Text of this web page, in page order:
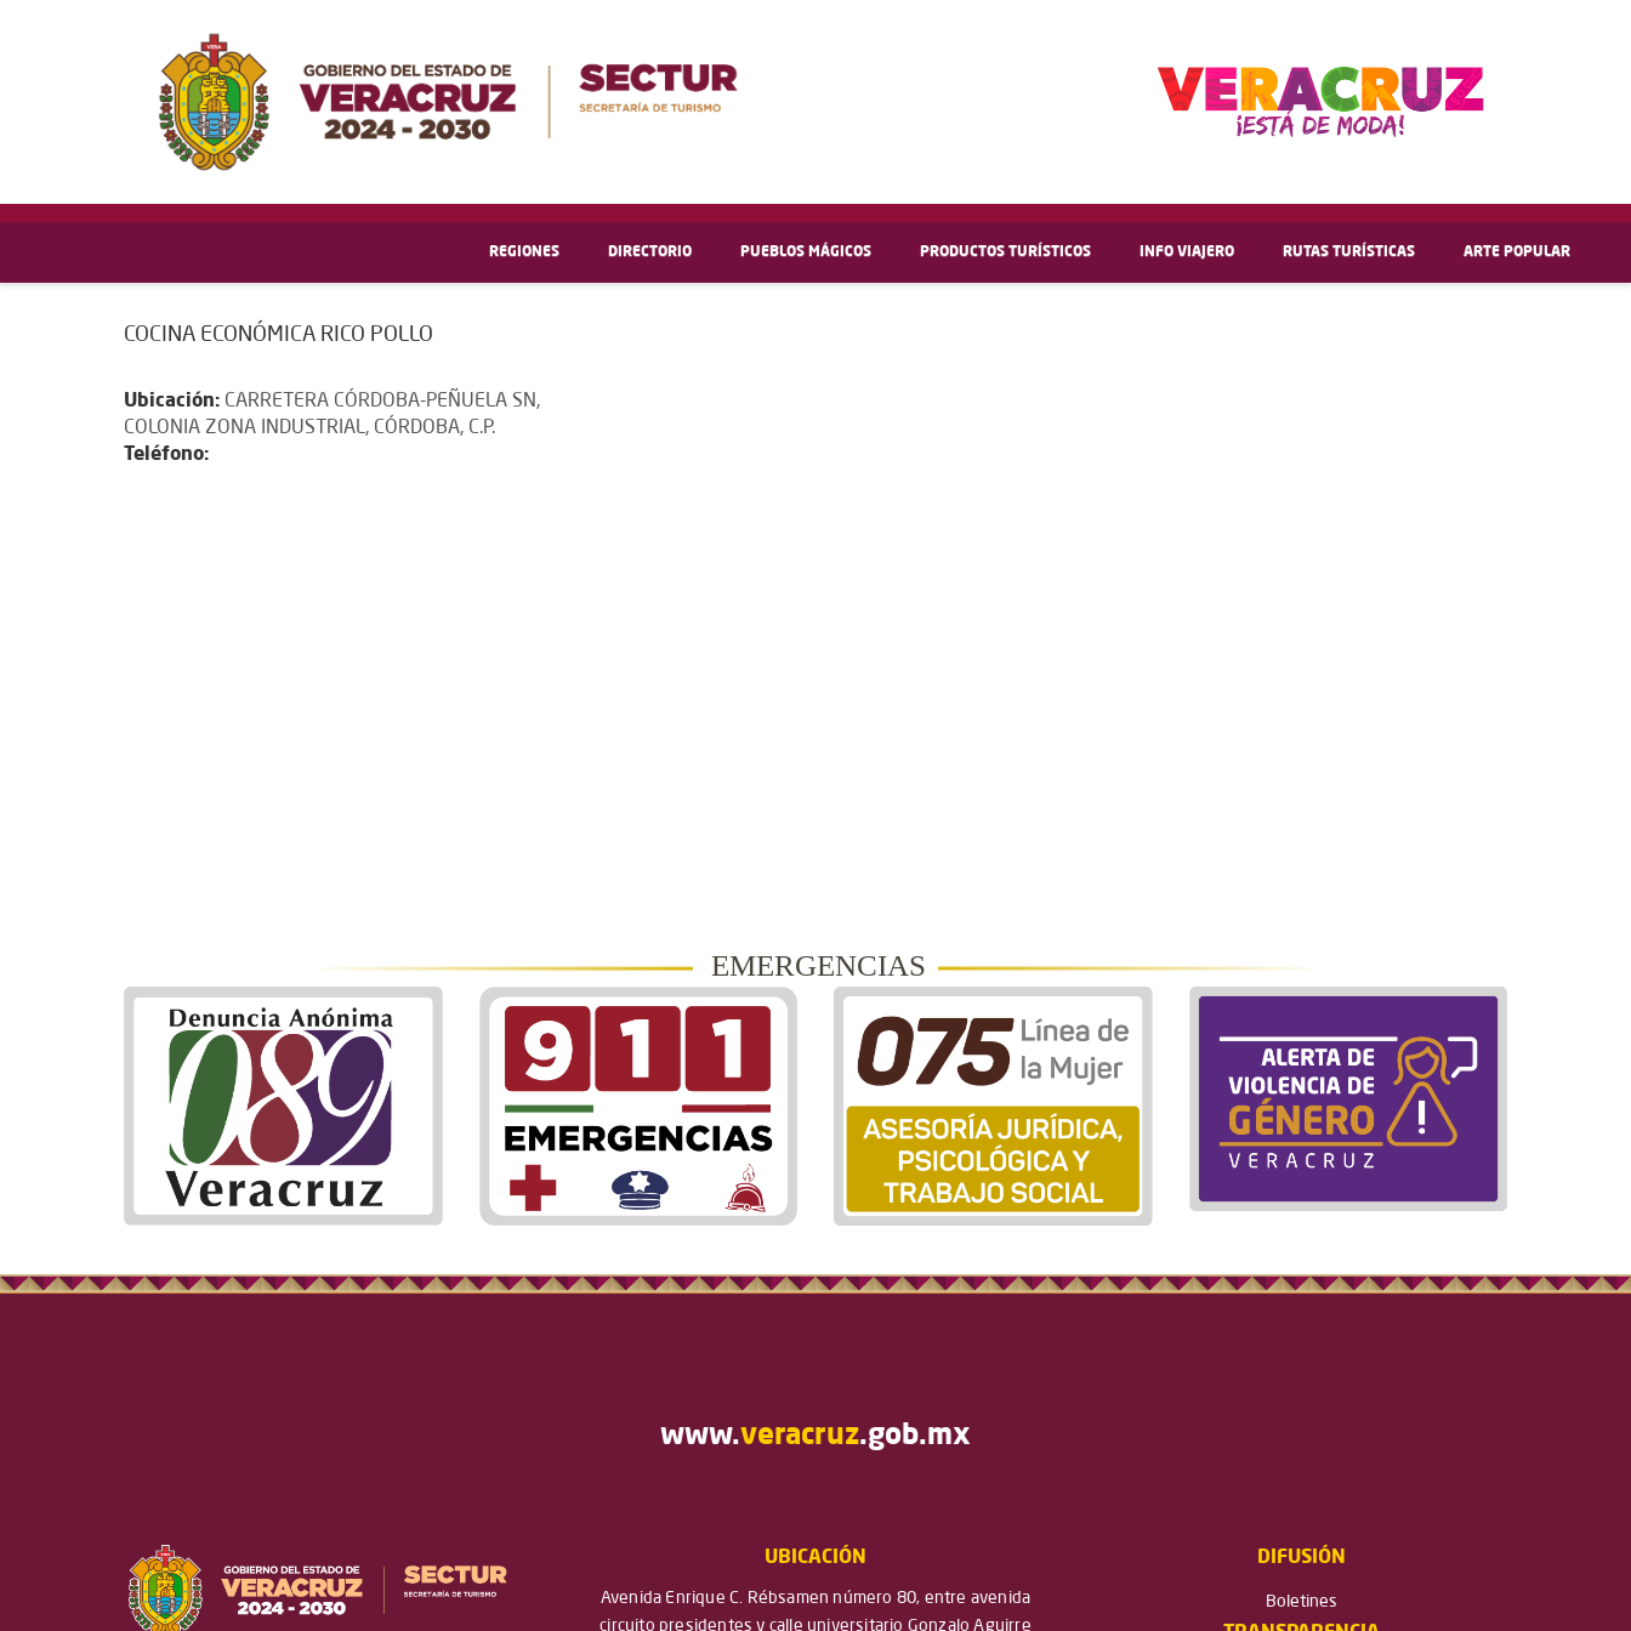
REGIONES DIRECTORIO PUEBLOS MÁGICOS PRODUCTOS TURÍSTICOS INFO VIAJERO RUTAS TURÍSTICAS ARTE POPULAR
COCINA ECONÓMICA RICO POLLO
Ubicación: CARRETERA CÓRDOBA-PEÑUELA SN,
COLONIA ZONA INDUSTRIAL, CÓRDOBA, C.P.
Teléfono:
EMERGENCIAS
www.veracruz.gob.mx
UBICACIÓN
Avenida Enrique C. Rébsamen número 80, entre avenida
circuito presidentes y calle universitario Gonzalo Aguirre
DIFUSIÓN
Boletines